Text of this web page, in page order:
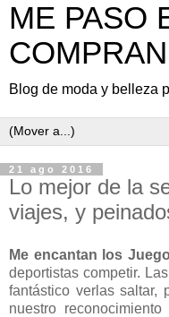
ME PASO
Blog de moda y belleza
21 ago 2016
Lo mejor de la
viajes, y
Me encantan los
deportistas competir.
fantástico verlas saltar,
nuestro